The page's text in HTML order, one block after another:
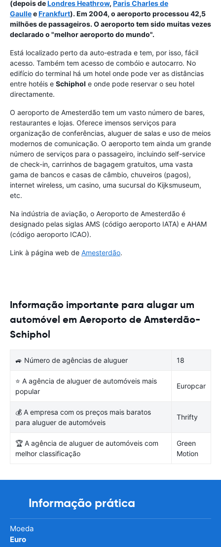
(depois deLondres Heathrow, Paris Charles de
GaulleeFrankfurt). Em 2004, o aeroporto processou 42,5
milhões de passageiros. O aeroporto tem sido muitas vezes
declarado o "melhor aeroporto do mundo".
Está localizado perto da auto-estrada e tem, por isso, fácil
acesso. Também tem acesso de combóio e autocarro. No
edifício do terminal há um hotel onde pode ver as distâncias
entre hotéis e Schiphol e onde pode reservar o seu hotel
directamente.
O aeroporto de Amesterdão tem um vasto número de bares,
restaurantes e lojas. Oferece imensos serviços para
organização de conferências, aluguer de salas e uso de meios
modernos de comunicação. O aeroporto tem ainda um grande
número de serviços para o passageiro, incluindo self-service
de check-in, carrinhos de bagagem gratuitos, uma vasta
gama de bancos e casas de câmbio, chuveiros (pagos),
internet wireless, um casino, uma sucursal do Kijksmuseum,
etc.
Na indústria de aviação, o Aeroporto de Amesterdão é
designado pelas siglas AMS (código aeroporto IATA) e AHAM
(código aeroporto ICAO).
Link à página web de Amesterdão.
Informação importante para alugar um
automóvel em Aeroporto de Amsterdão-
Schiphol
🚙 Número de agências de aluguer 18
⭐ A agência de aluguer de automóveis mais
popular
Europcar
💰 A empresa com os preços mais baratos
para aluguer de automóveis
Thrifty
🏆 A agência de aluguer de automóveis com
melhor classificação
Green
Motion
Informação prática
Moeda
Euro